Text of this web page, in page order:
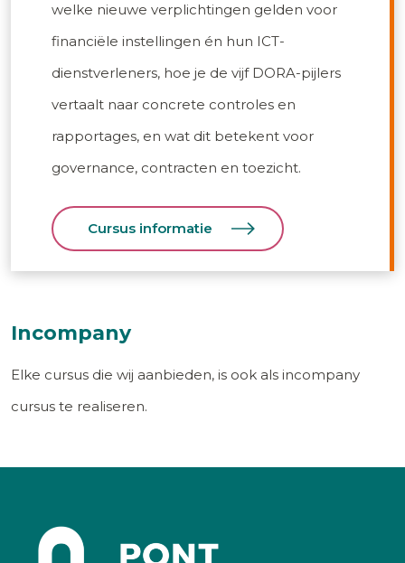
welke nieuwe verplichtingen gelden voor
financiële instellingen én hun ICT-
dienstverleners, hoe je de vijf DORA-pijlers
vertaalt naar concrete controles en
rapportages, en wat dit betekent voor
governance, contracten en toezicht.
Cursus informatie
Incompany
Elke cursus die wij aanbieden, is ook als incompany
cursus te realiseren.